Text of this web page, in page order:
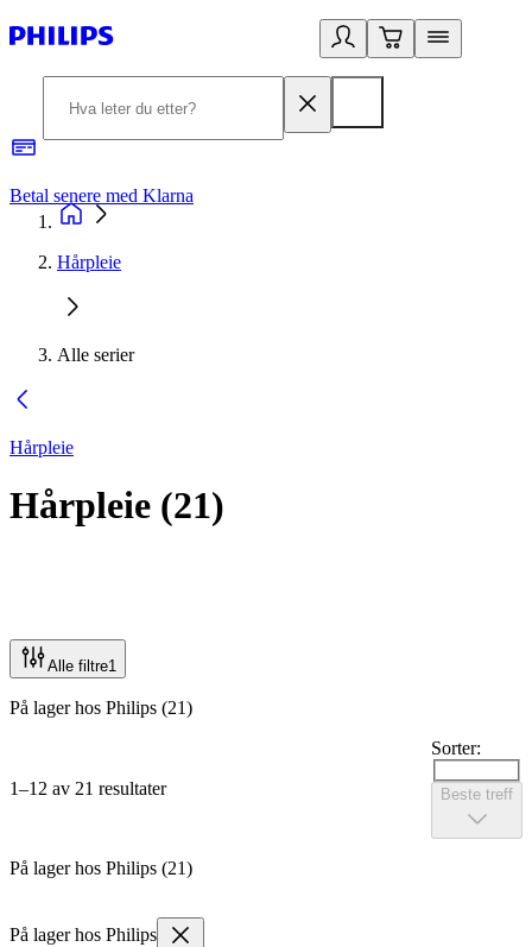
Betal senere med Klarna
Hårpleie
Alle serier
Hårpleie
Hårpleie (21)
Alle filtre1
På lager hos Philips (21)
1–12 av 21 resultater
Sorter:
Beste treff
På lager hos Philips (21)
På lager hos Philips